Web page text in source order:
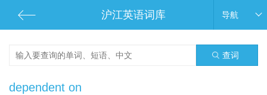
沪江英语词库 导航
查词
dependent on